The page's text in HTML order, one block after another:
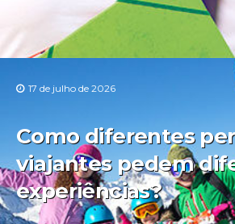
17 de julho de 2026
Como diferentes
viajantes pedem
experiências?